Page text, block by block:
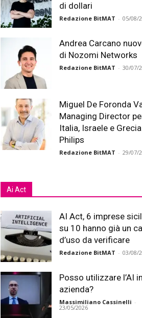
di dollari
Redazione BitMAT - 05/08/
Andrea Carcano
di Nozomi Networks
Redazione BitMAT - 30/07/
Miguel De Foronda
Managing Director
Italia, Israele e
Philips
Redazione BitMAT - 29/07/
Ai Act
AI Act, 6 imprese
su 10 hanno già un
d’uso da verificare
Redazione BitMAT - 03/08/
Posso utilizzare l’AI in
azienda?
Massimiliano Cassinelli -
23/05/2026